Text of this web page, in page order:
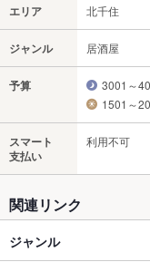
エリア 北千住
ジャンル 居酒屋
予算
3001～
1501～
スマート
支払い
利用不可
関連リンク
ジャンル